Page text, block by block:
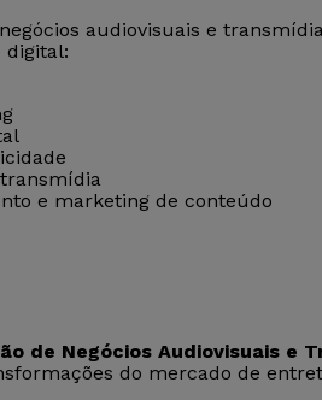
audiovisuais e
digital:
e marketing de conteúdo
de Negócios Audiovisuais e
do mercado de